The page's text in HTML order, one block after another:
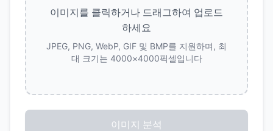
이미지를 클릭하거나 드래그하여 업로드
하세요
JPEG, PNG, WebP, GIF 및 BMP를 지원하며, 최
대 크기는 4000×4000픽셀입니다
이미지 분석